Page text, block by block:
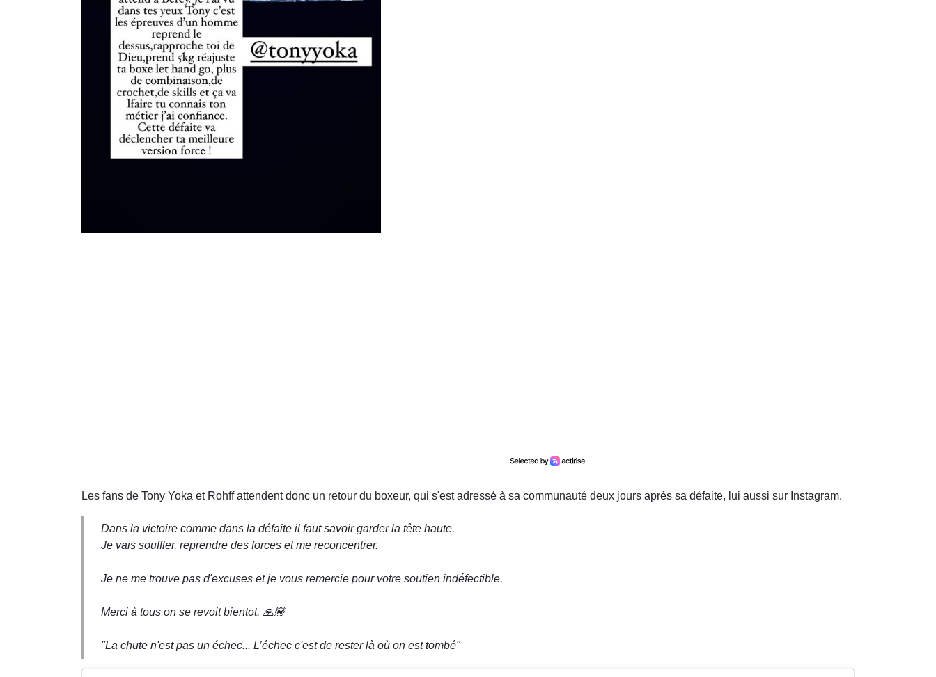
Les fans de Tony Yoka et Rohff attendent donc un retour du boxeur, qui s'est adressé à sa communauté deux jours après sa défaite, lui aussi sur Instagram.
Dans la victoire comme dans la défaite il faut savoir garder la tête haute.
Je vais souffler, reprendre des forces et me reconcentrer.
Je ne me trouve pas d'excuses et je vous remercie pour votre soutien indéfectible.
Merci à tous on se revoit bientot. 🙏🏽
"La chute n'est pas un échec... L’échec c'est de rester là où on est tombé"